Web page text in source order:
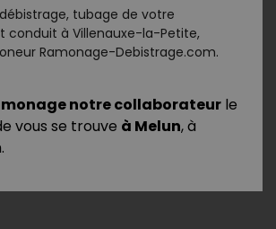
tubage de votre
conduit à Villenauxe-la-Petite,
Ramonage-Debistrage.com.
notre collaborateur le
vous se trouve à Melun, à